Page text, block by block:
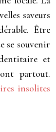
saveurs
Être
se souvenir
et
partout.
insolites